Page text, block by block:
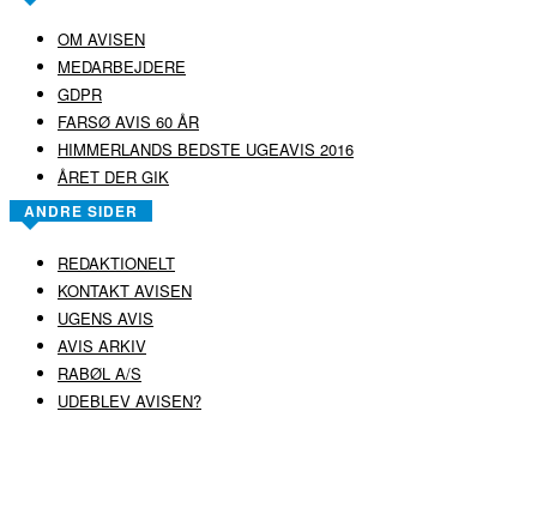
OM AVISEN
MEDARBEJDERE
GDPR
FARSØ AVIS 60 ÅR
HIMMERLANDS BEDSTE UGEAVIS 2016
ÅRET DER GIK
ANDRE SIDER
REDAKTIONELT
KONTAKT AVISEN
UGENS AVIS
AVIS ARKIV
RABØL A/S
UDEBLEV AVISEN?